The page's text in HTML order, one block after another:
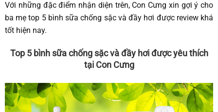
Với những đặc điểm nhận diện trên, Con Cưng xin gợi ý cho
ba mẹ top 5 bình sữa chống sặc và đầy hơi được review khá
tốt hiện nay.
Top 5 bình sữa chống sặc và đầy hơi được yêu thích
tại Con Cưng